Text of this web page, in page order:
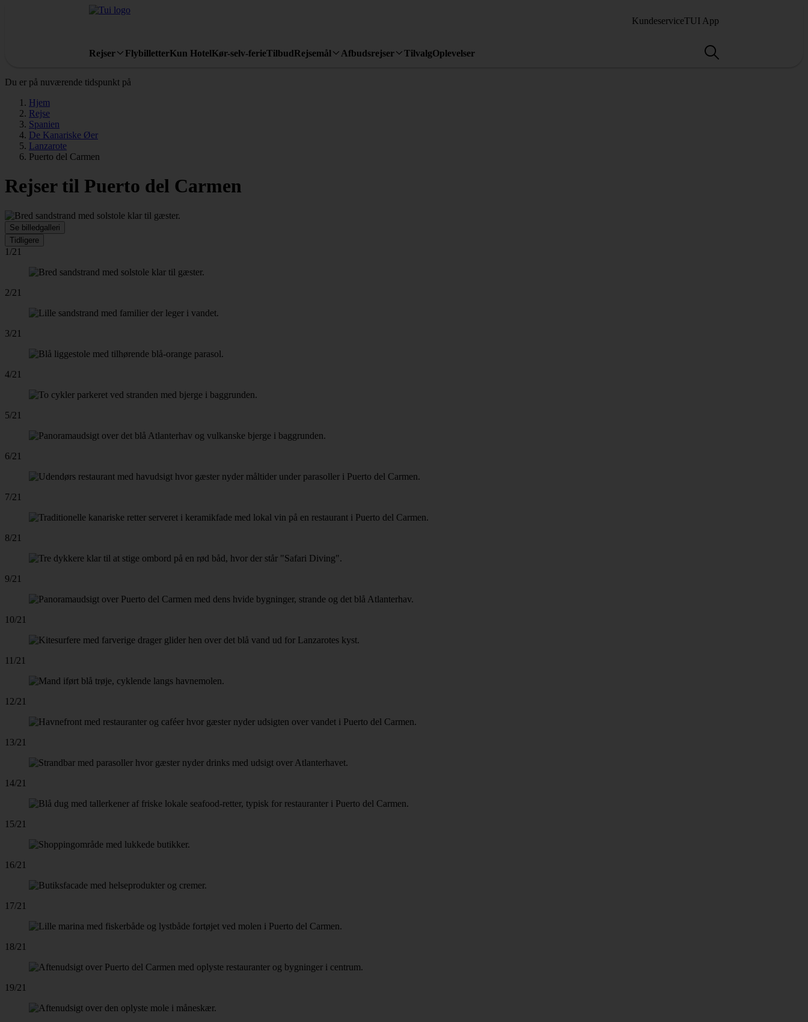
KundeserviceTUI App
Rejser FlybilletterKun HotelKør-selv-ferieTilbudRejsemål Afbudsrejser TilvalgOplevelser
Du er på nuværende tidspunkt på
Hjem
Rejse
Spanien
De Kanariske Øer
Lanzarote
Puerto del Carmen
Rejser til Puerto del Carmen
Se billedgalleri
Tidligere
1/21
2/21
3/21
4/21
5/21
6/21
7/21
8/21
9/21
10/21
11/21
12/21
13/21
14/21
15/21
16/21
17/21
18/21
19/21